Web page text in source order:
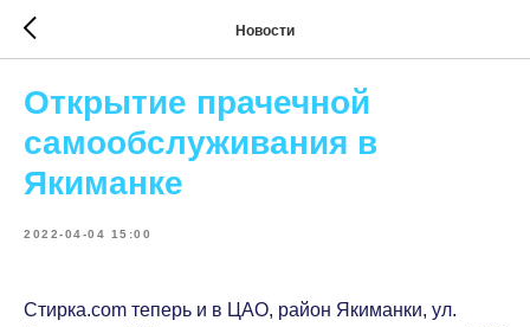
Новости
Открытие прачечной
самообслуживания в
Якиманке
2022-04-04 15:00
Стирка.com теперь и в ЦАО, район Якиманки, ул.